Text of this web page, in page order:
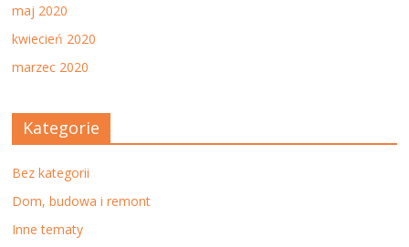
maj 2020
kwiecień 2020
marzec 2020
Kategorie
Bez kategorii
Dom, budowa i remont
Inne tematy